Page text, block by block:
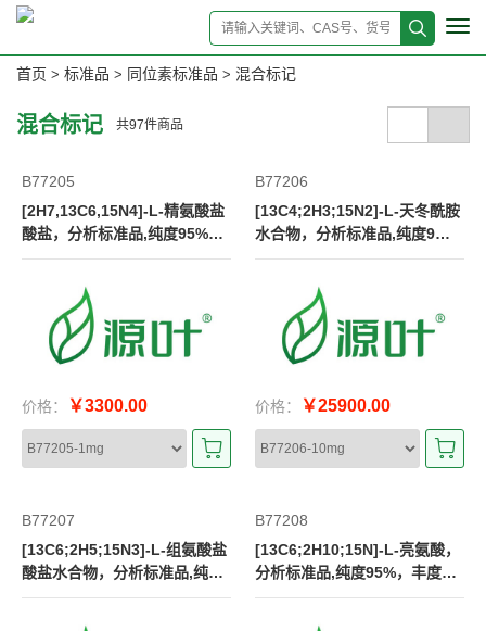
首页 > 标准品 > 同位素标准品 > 混合标记
混合标记 共97件商品
B77205
[2H7,13C6,15N4]-L-精氨酸盐
酸盐，分析标准品,纯度95%，
丰度98%
价格： ￥3300.00
B77206
[13C4;2H3;15N2]-L-天冬酰胺
水合物，分析标准品,纯度9
5%，丰度98%
价格： ￥25900.00
B77207
[13C6;2H5;15N3]-L-组氨酸盐
酸盐水合物，分析标准品,纯度
95%，丰度98%
B77208
[13C6;2H10;15N]-L-亮氨酸，
分析标准品,纯度95%，丰度9
8%